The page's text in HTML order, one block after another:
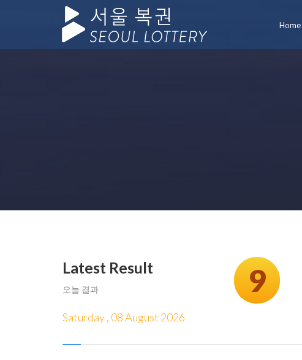
Home
Latest Result
오늘 결과
Saturday , 08 August 2026
9